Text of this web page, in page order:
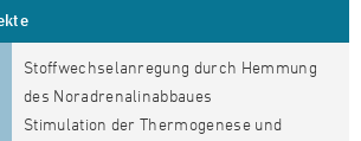
Stoffwechselanregung durch Hemmung
des Noradrenalinabbaues
Stimulation der Thermogenese und